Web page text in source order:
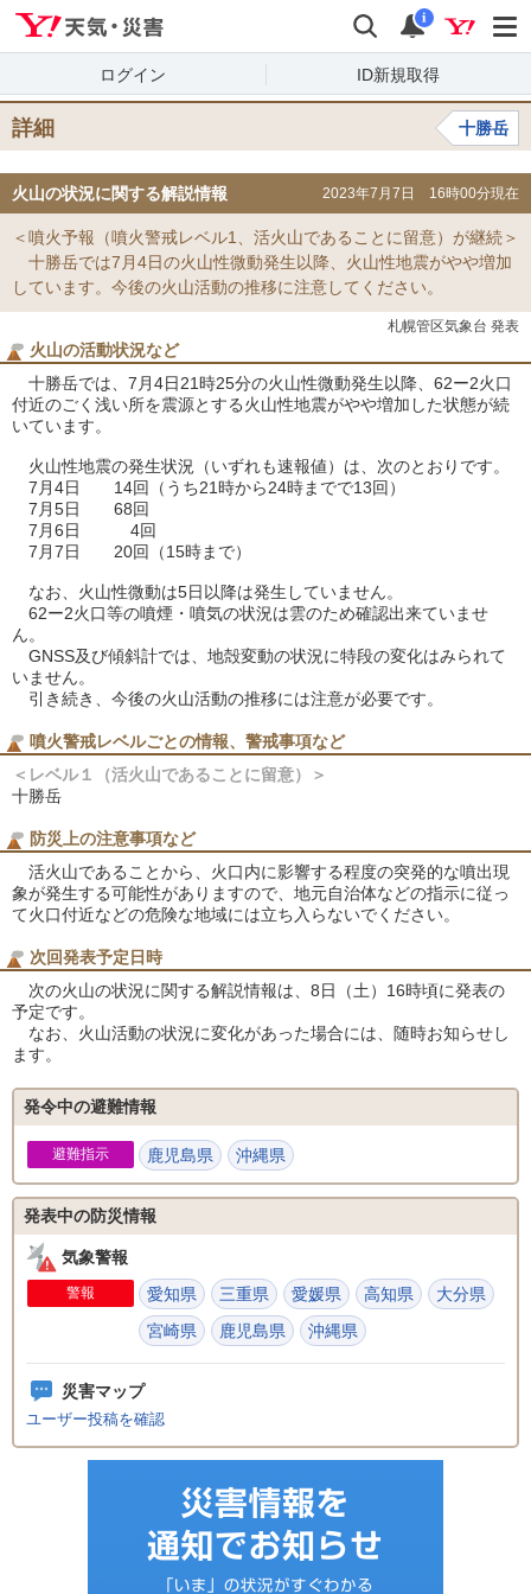
検索 通知
i
ログイン ID新規取得
詳細 十勝岳
火山の状況に関する解説情報 2023年7月7日 16時00分現在
＜噴火予報（噴火警戒レベル1、活火山であることに留意）が継続＞
十勝岳では7月4日の火山性微動発生以降、火山性地震がやや増加
しています。今後の火山活動の推移に注意してください。
札幌管区気象台 発表
火山の活動状況など
十勝岳では、7月4日21時25分の火山性微動発生以降、62ー2火口
付近のごく浅い所を震源とする火山性地震がやや増加した状態が続
いています。
火山性地震の発生状況（いずれも速報値）は、次のとおりです。
7月4日 14回（うち21時から24時までで13回）
7月5日 68回
7月6日 4回
7月7日 20回（15時まで）
なお、火山性微動は5日以降は発生していません。
62ー2火口等の噴煙・噴気の状況は雲のため確認出来ていませ
ん。
GNSS及び傾斜計では、地殻変動の状況に特段の変化はみられて
いません。
引き続き、今後の火山活動の推移には注意が必要です。
噴火警戒レベルごとの情報、警戒事項など
＜レベル１（活火山であることに留意）＞
十勝岳
防災上の注意事項など
活火山であることから、火口内に影響する程度の突発的な噴出現
象が発生する可能性がありますので、地元自治体などの指示に従っ
て火口付近などの危険な地域には立ち入らないでください。
次回発表予定日時
次の火山の状況に関する解説情報は、8日（土）16時頃に発表の
予定です。
なお、火山活動の状況に変化があった場合には、随時お知らせし
ます。
発令中の避難情報
避難指示 鹿児島県 沖縄県
発表中の防災情報
気象警報
警報 愛知県 三重県 愛媛県 高知県
大分県
宮崎県
鹿児島県 沖縄県
災害マップ
ユーザー投稿を確認